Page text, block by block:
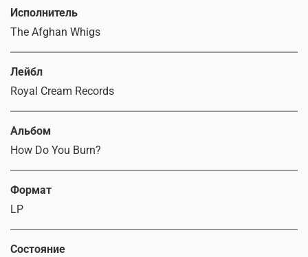
Исполнитель
The Afghan Whigs
Лейбл
Royal Cream Records
Альбом
How Do You Burn?
Формат
LP
Состояние